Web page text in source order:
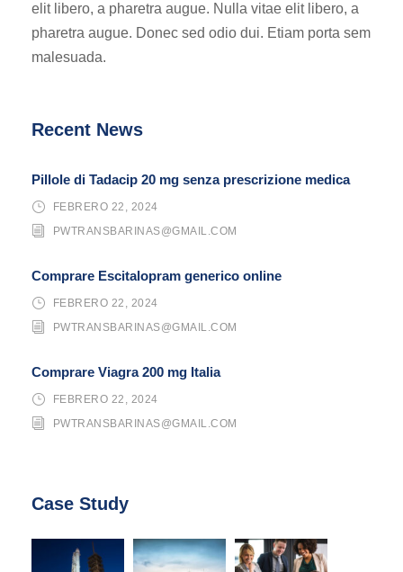
elit libero, a pharetra augue. Nulla vitae elit libero, a
pharetra augue. Donec sed odio dui. Etiam porta sem
malesuada.
Recent News
Pillole di Tadacip 20 mg senza prescrizione medica
FEBRERO 22, 2024
PWTRANSBARINAS@GMAIL.COM
Comprare Escitalopram generico online
FEBRERO 22, 2024
PWTRANSBARINAS@GMAIL.COM
Comprare Viagra 200 mg Italia
FEBRERO 22, 2024
PWTRANSBARINAS@GMAIL.COM
Case Study